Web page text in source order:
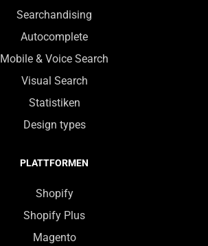
Searchandising
Autocomplete
Mobile & Voice Search
Visual Search
Statistiken
Design types
PLATTFORMEN
Shopify
Shopify Plus
Magento